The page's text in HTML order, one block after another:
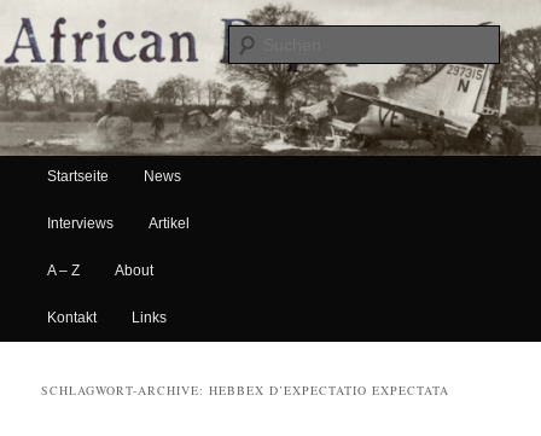
African Paper
Hauptmenü
Zum Inhalt wechseln
Zum sekundären Inhalt wechseln
Startseite News
Interviews Artikel
A – Z About
Kontakt Links
SCHLAGWORT-ARCHIVE:HEBBEX D’EXPECTATIO EXPECTATA